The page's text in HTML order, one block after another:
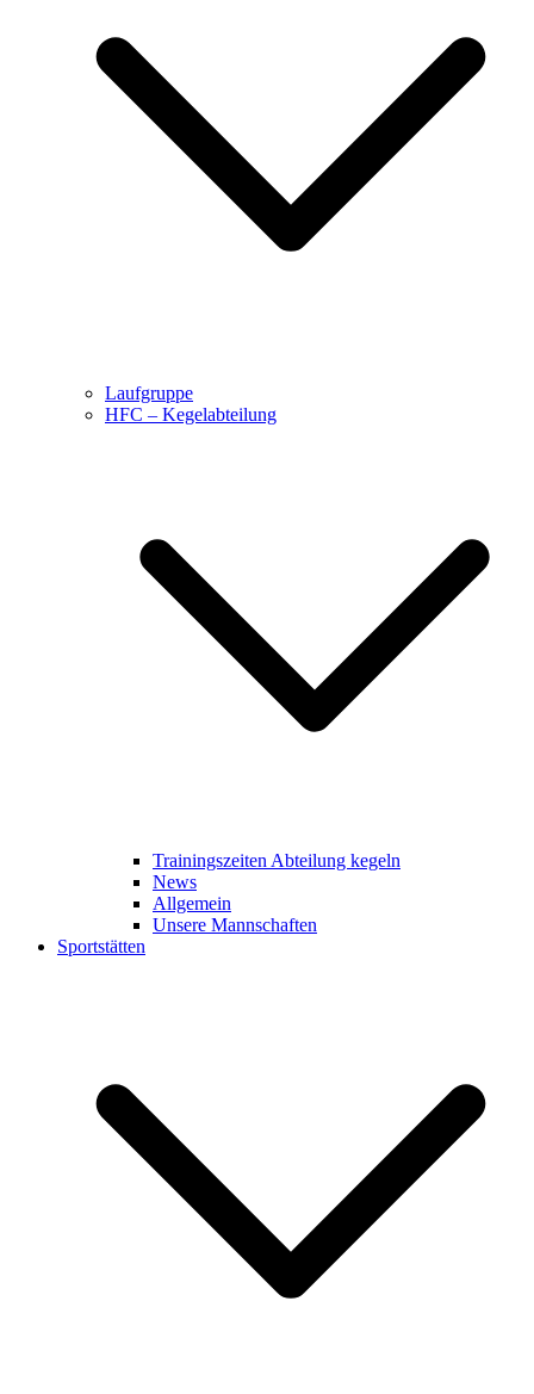
Laufgruppe
HFC – Kegelabteilung
Trainingszeiten Abteilung kegeln
News
Allgemein
Unsere Mannschaften
Sportstätten